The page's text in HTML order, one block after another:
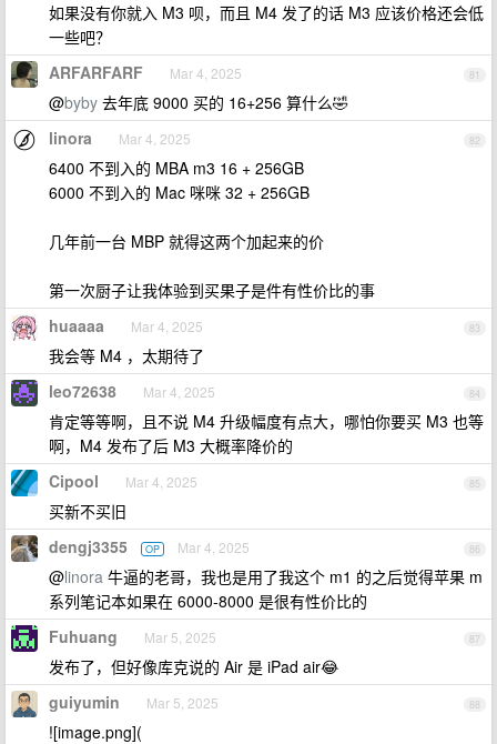
如果没有你就入 M3 呗，而且 M4 发了的话 M3 应该价格还会低
一些吧？
81
ARFARFARF Mar 4, 2025
@byby 去年底 9000 买的 16+256 算什么🤣
82
linora Mar 4, 2025
6400 不到入的 MBA m3 16 + 256GB
6000 不到入的 Mac 咪咪 32 + 256GB
几年前一台 MBP 就得这两个加起来的价
第一次厨子让我体验到买果子是件有性价比的事
83
huaaaa Mar 4, 2025
我会等 M4 ，太期待了
84
leo72638 Mar 4, 2025
肯定等等啊，且不说 M4 升级幅度有点大，哪怕你要买 M3 也等
啊，M4 发布了后 M3 大概率降价的
85
Cipool Mar 4, 2025
买新不买旧
86
dengj3355 OP Mar 4, 2025
@linora 牛逼的老哥，我也是用了我这个 m1 的之后觉得苹果 m
系列笔记本如果在 6000-8000 是很有性价比的
87
Fuhuang Mar 5, 2025
发布了，但好像库克说的 Air 是 iPad air😂
88
guiyumin Mar 5, 2025
![image.png](